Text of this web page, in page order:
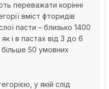
переважати корінні
вміст фторидів
пасти – близько 1400
і в пастах від 3 до 6
50 умовних
у якій слід